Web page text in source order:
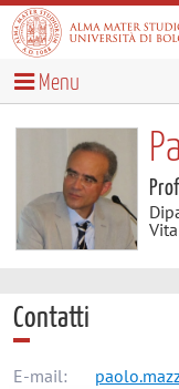
Menu
Vita
Contatti
E-mail: